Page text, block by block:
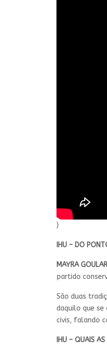
}
IHU – DO
MAYRA
partido
São duas
daquilo que se
civis, falando
IHU – QUAIS AS